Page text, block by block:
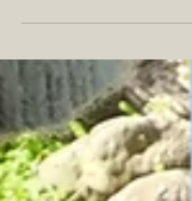
embajador de